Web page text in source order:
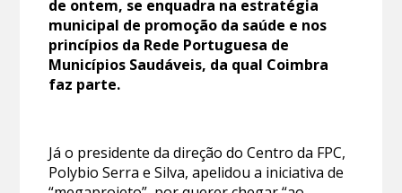
de ontem, se enquadra na estratégia
municipal de promoção da saúde e nos
princípios da Rede Portuguesa de
Municípios Saudáveis, da qual Coimbra
faz parte.
Já o presidente da direção do Centro da FPC,
Polybio Serra e Silva, apelidou a iniciativa de